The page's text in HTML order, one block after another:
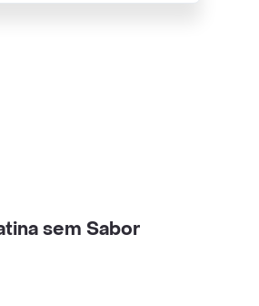
sem Sabor